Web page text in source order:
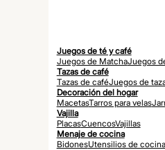
Juegos de té y café
Juegos de MatchaJuegos
Tazas de café
Tazas de caféJuegos de
Decoración del hogar
MacetasTarros para velas
Vajilla
PlacasCuencosVajillas
Menaje de cocina
BidonesUtensilios de cocina